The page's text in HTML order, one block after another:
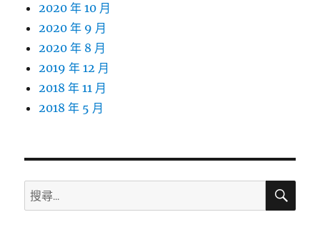
2020 年 10 月
2020 年 9 月
2020 年 8 月
2019 年 12 月
2018 年 11 月
2018 年 5 月
搜
尋
搜